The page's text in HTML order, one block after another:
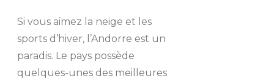
Si vous aimez la neige et les
sports d’hiver, l’Andorre est un
paradis. Le pays possède
quelques-unes des meilleures